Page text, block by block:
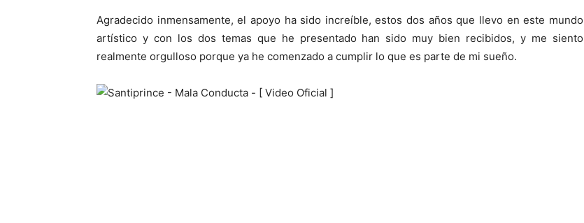
Agradecido inmensamente, el apoyo ha sido increíble, estos dos años que llevo en este mundo
artístico y con los dos temas que he presentado han sido muy bien recibidos, y me siento
realmente orgulloso porque ya he comenzado a cumplir lo que es parte de mi sueño.